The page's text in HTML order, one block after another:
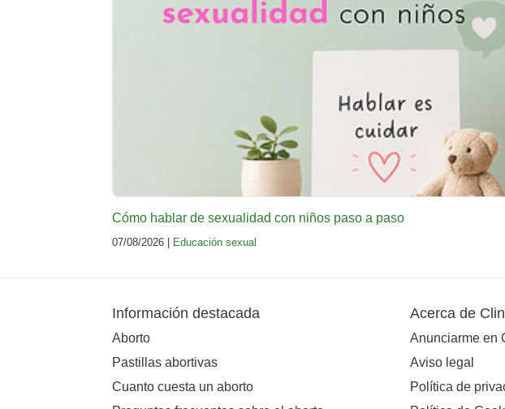
Cómo hablar de sexualidad con niños paso a paso
07/08/2026 | Educación sexual
Información destacada
Aborto
Pastillas abortivas
Cuanto cuesta un aborto
Acerca de
Anunciarme en
Aviso legal
Política de